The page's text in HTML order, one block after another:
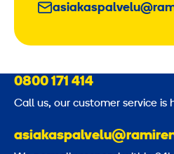
0800 171 414
Call us, our customer service is